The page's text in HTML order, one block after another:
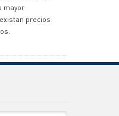
mayor
precios